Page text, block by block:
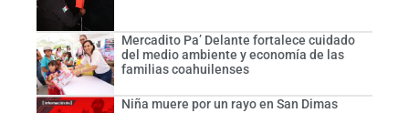
Mercadito Pa’ Delante fortalece cuidado
del medio ambiente y economía de las
familias coahuilenses
Niña muere por un rayo en San Dimas